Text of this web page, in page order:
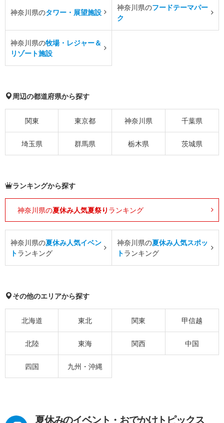
神奈川県のタワー・展望施設
神奈川県のフードテーマパー
ク
神奈川県の牧場・レジャー＆
リゾート施設
周辺の都道府県から探す
関東 東京都 神奈川県 千葉県
埼玉県 群馬県 栃木県 茨城県
ランキングから探す
神奈川県の夏休み人気夏祭り ランキング
神奈川県の夏休み人気イベン
トランキング
神奈川県の夏休み人気スポッ
トランキング
その他のエリアから探す
北海道 東北 関東 甲信越
北陸 東海 関西 中国
四国 九州・沖縄
夏休みのイベント・おでかけトピックス